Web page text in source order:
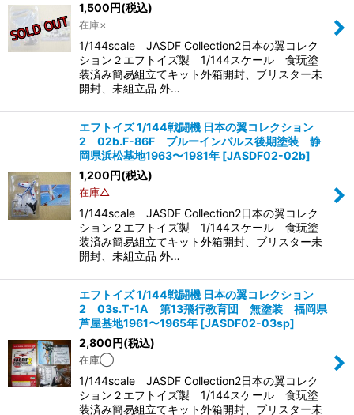
1,500円(税込)
在庫×
1/144scale JASDF Collection2日本の翼コレク
ション２エフトイズ製 1/144スケール 食玩塗
装済み簡易組立てキット外箱開封、ブリスター未
開封、未組立品 外…
エフトイズ 1/144戦闘機 日本の翼コレクション
2 02b.F-86F ブルーインパルス後期塗装 静
岡県浜松基地1963〜1981年 [JASDF02-02b]
1,200円(税込)
在庫△
1/144scale JASDF Collection2日本の翼コレク
ション２エフトイズ製 1/144スケール 食玩塗
装済み簡易組立てキット外箱開封、ブリスター未
開封、未組立品 外…
エフトイズ 1/144戦闘機 日本の翼コレクション
2 03s.T-1A 第13飛行教育団 無塗装 福岡県
芦屋基地1961〜1965年 [JASDF02-03sp]
2,800円(税込)
在庫◯
1/144scale JASDF Collection2日本の翼コレク
ション２エフトイズ製 1/144スケール 食玩塗
装済み簡易組立てキット外箱開封、ブリスター未